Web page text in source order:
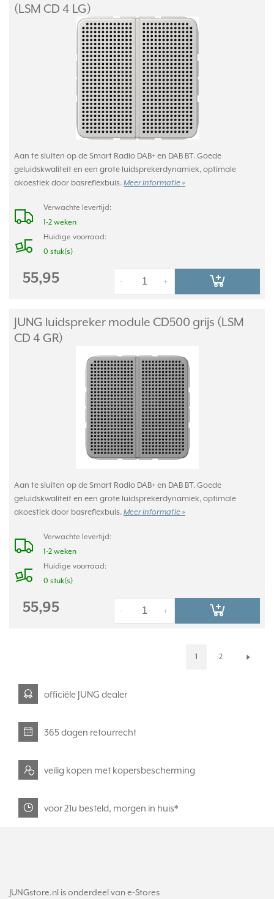
(LSM CD 4 LG)
Aan te sluiten op de Smart Radio DAB+ en DAB BT. Goede
geluidskwaliteit en een grote luidsprekerdynamiek, optimale
akoestiek door basreflexbuis. Meer informatie »
Verwachte levertijd:
1-2 weken
Huidige voorraad:
0 stuk(s)
55,95 +
-
JUNG luidspreker module CD500 grijs (LSM
CD 4 GR)
Aan te sluiten op de Smart Radio DAB+ en DAB BT. Goede
geluidskwaliteit en een grote luidsprekerdynamiek, optimale
akoestiek door basreflexbuis. Meer informatie »
Verwachte levertijd:
1-2 weken
Huidige voorraad:
0 stuk(s)
55,95 +
-
1 2
officiële JUNG dealer
365 dagen retourrecht
veilig kopen met kopersbescherming
voor 21u besteld, morgen in huis*
JUNGstore.nl is onderdeel van e-Stores